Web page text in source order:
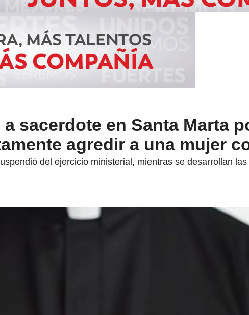
sacerdote en Santa Marta
agredir a una mujer
del ejercicio ministerial, mientras se desarrollan